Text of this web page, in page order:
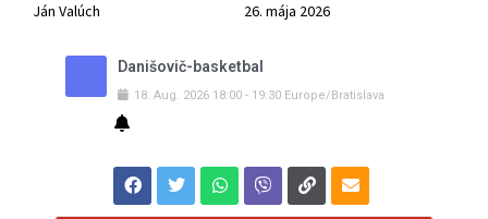
Ján Valúch 26. mája 2026
Danišovič-basketbal
18. Aug. 2026 18:00 - 19:30 Europe/Bratislava